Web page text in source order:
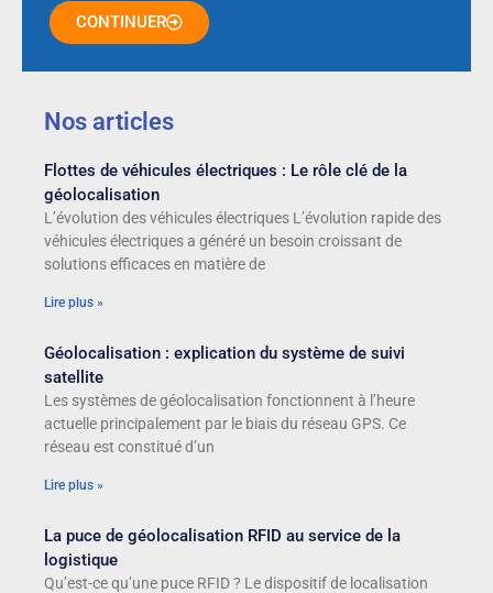
CONTINUER
Nos articles
Flottes de véhicules électriques : Le rôle clé de la
géolocalisation
L’évolution des véhicules électriques L’évolution rapide des
véhicules électriques a généré un besoin croissant de
solutions efficaces en matière de
Lire plus »
Géolocalisation : explication du système de suivi
satellite
Les systèmes de géolocalisation fonctionnent à l’heure
actuelle principalement par le biais du réseau GPS. Ce
réseau est constitué d’un
Lire plus »
La puce de géolocalisation RFID au service de la
logistique
Qu’est-ce qu’une puce RFID ? Le dispositif de localisation